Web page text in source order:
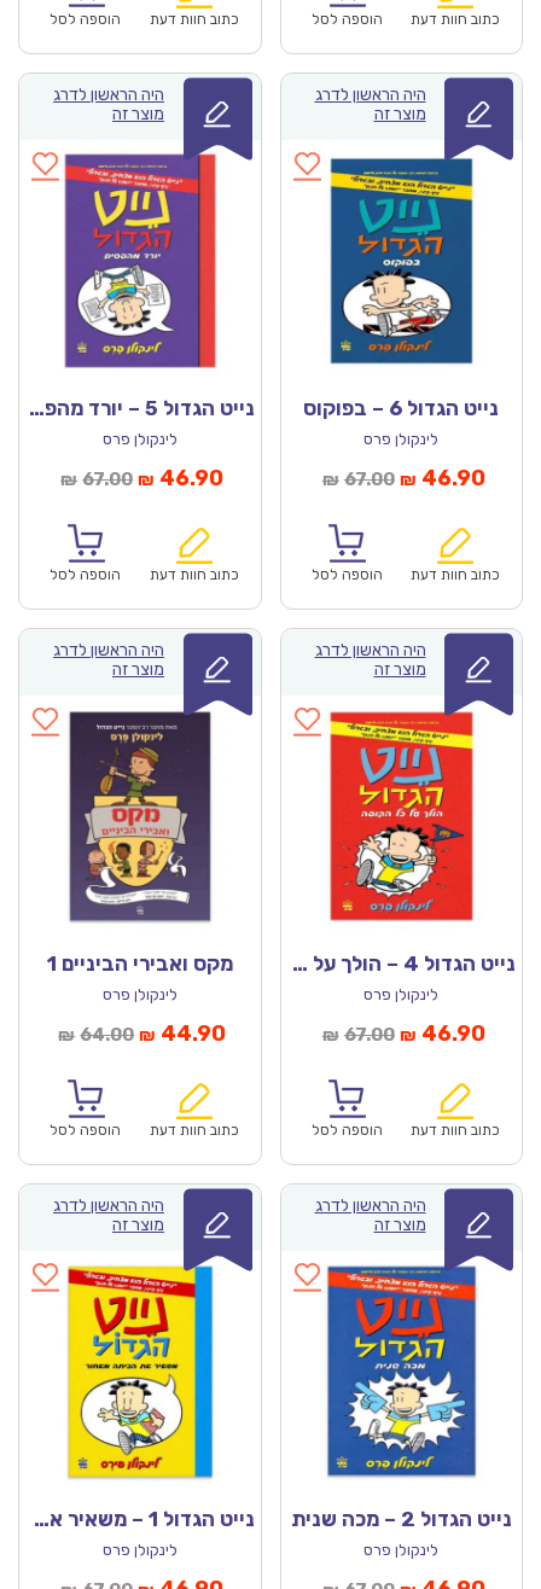
₪67.00.
כתוב חוות דעת הוספה לסל
₪67.00.
₪46.90.
כתוב חוות דעת הוספה לסל
היה הראשון לדרג
מוצר זה
נייט הגדול 6 – בפוקוס
לינקולן פרס
₪ 67.00המחיר
₪67.00.
₪ 46.90
כתוב חוות דעת הוספה לסל
היה הראשון לדרג
מוצר זה
נייט הגדול 5 – יורד מהפסים
לינקולן פרס
₪ 67.00המחיר
₪67.00.
₪ 46.90המחיר
₪46.90.
כתוב חוות דעת הוספה לסל
היה הראשון לדרג
מוצר זה
נייט הגדול 4 – הולך על כל הקופה
לינקולן פרס
₪ 67.00המחיר
₪67.00.
₪ 46.90
כתוב חוות דעת הוספה לסל
היה הראשון לדרג
מוצר זה
מקס ואבירי הביניים 1
לינקולן פרס
₪ 64.00המחיר
₪64.00.
₪ 44.90המחיר
₪44.90.
כתוב חוות דעת הוספה לסל
היה הראשון לדרג
מוצר זה
נייט הגדול 2 – מכה שנית
לינקולן פרס
היה הראשון לדרג
מוצר זה
נייט הגדול 1 – משאיר את הכיתה מאחור
לינקולן פרס